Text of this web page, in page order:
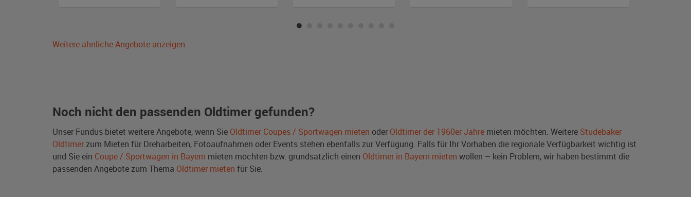
Weitere ähnliche Angebote anzeigen
Noch nicht den passenden Oldtimer gefunden?
Unser Fundus bietet weitere Angebote, wenn Sie Oldtimer Coupes / Sportwagen mieten oder Oldtimer der 1960er Jahre mieten möchten. Weitere Studebaker
Oldtimer zum Mieten für Dreharbeiten, Fotoaufnahmen oder Events stehen ebenfalls zur Verfügung. Falls für Ihr Vorhaben die regionale Verfügbarkeit wichtig ist
und Sie ein Coupe / Sportwagen in Bayern mieten möchten bzw. grundsätzlich einen Oldtimer in Bayern mieten wollen – kein Problem, wir haben bestimmt die
passenden Angebote zum Thema Oldtimer mieten für Sie.